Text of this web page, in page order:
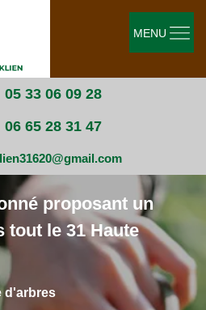
05 33 06 09 28
06 65 28 31 47
MENU
proposant un
tout le 31 Haute
d'arbres